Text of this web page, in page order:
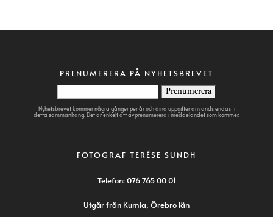
PRENUMERERA PÅ NYHETSBREVET
Nyhetsbrevet kommer några gånger per år och dina uppgifter används endast i
detta sammanhang. Det är enkelt att avprenumerera i meddelandet som kommer.
FOTOGRAF TERÉSE SUNDH
Telefon:076 765 00 01
Utgår från Kumla, Örebro län